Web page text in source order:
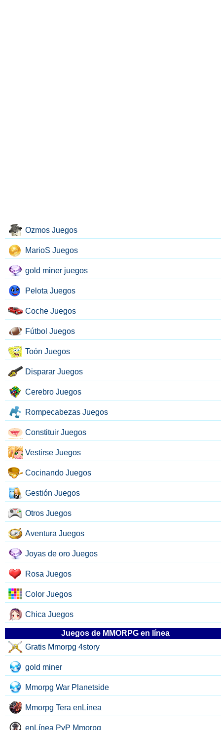
Ozmos Juegos
MarioS Juegos
gold miner juegos
Pelota Juegos
Coche Juegos
Fútbol Juegos
Toón Juegos
Disparar Juegos
Cerebro Juegos
Rompecabezas Juegos
Constituir Juegos
Vestirse Juegos
Cocinando Juegos
Gestión Juegos
Otros Juegos
Aventura Juegos
Joyas de oro Juegos
Rosa Juegos
Color Juegos
Chica Juegos
Juegos de MMORPG en línea
Gratis Mmorpg 4story
gold miner
Mmorpg War Planetside
Mmorpg Tera enLínea
enLínea PvP Mmorpg